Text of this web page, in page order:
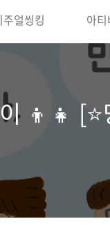
주얼씽킹 아
👦👧